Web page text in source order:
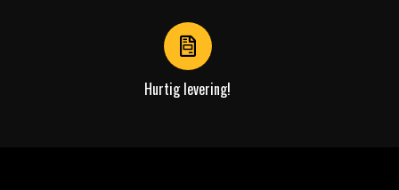
Hurtig levering!